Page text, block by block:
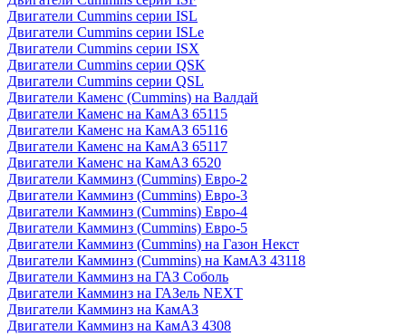
Двигатели Cummins серии ISL
Двигатели Cummins серии ISLe
Двигатели Cummins серии ISX
Двигатели Cummins серии QSK
Двигатели Cummins серии QSL
Двигатели Каменс (Cummins) на Валдай
Двигатели Каменс на КамАЗ 65115
Двигатели Каменс на КамАЗ 65116
Двигатели Каменс на КамАЗ 65117
Двигатели Каменс на КамАЗ 6520
Двигатели Камминз (Cummins) Евро-2
Двигатели Камминз (Cummins) Евро-3
Двигатели Камминз (Cummins) Евро-4
Двигатели Камминз (Cummins) Евро-5
Двигатели Камминз (Cummins) на Газон Некст
Двигатели Камминз (Cummins) на КамАЗ 43118
Двигатели Камминз на ГАЗ Соболь
Двигатели Камминз на ГАЗель NEXT
Двигатели Камминз на КамАЗ
Двигатели Камминз на КамАЗ 4308